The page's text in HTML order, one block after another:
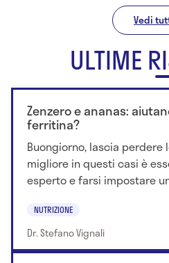
Vedi
ULTIME
Zenzero e ananas:
ferritina?
Buongiorno, lascia perdere
migliore in questi casi è
esperto e farsi impostare
NUTRIZIONE
Dr. Stefano Vignali